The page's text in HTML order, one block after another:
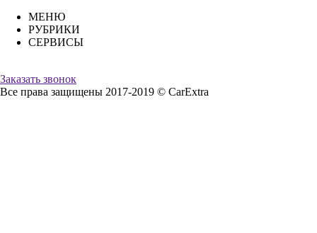
МЕНЮ
РУБРИКИ
СЕРВИСЫ
Заказать звонок
Все права защищены 2017-2019 © CarExtra